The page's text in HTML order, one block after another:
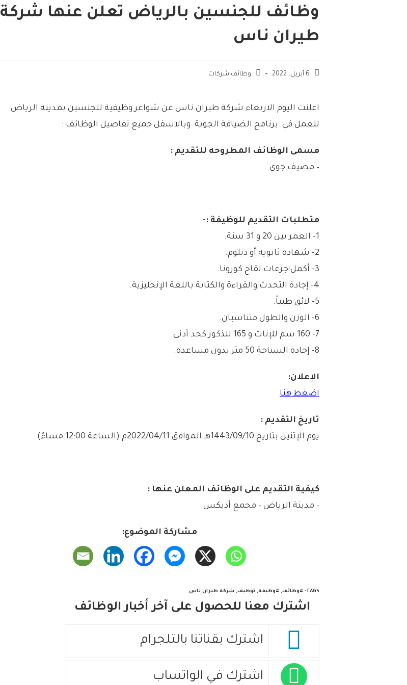
وظائف للجنسين بالرياض تعلن عنها شركة
طيران ناس
6 أبريل، 2022 وظائف شركات
اعلنت اليوم الاربعاء شركة طيران ناس عن شواغر وظيفية للجنسين بمدينة الرياض
للعمل في برنامج الضيافة الجوية وبالاسفل جميع تفاصيل الوظائف :
مسمى الوظائف المطروحه للتقديم :
– مضيف جوي.
متطلبات التقديم للوظيفة :-
1- العمر بين 20 و 31 سنة.
2- شهادة ثانوية أو دبلوم.
3- أكمل جرعات لقاح كورونا.
4- إجادة التحدث والقراءة والكتابة باللغة الإنجليزية.
5- لائق طبياً.
6- الوزن والطول متناسبان.
7- 160 سم للإناث و 165 للذكور كحد أدني.
8- إجادة السباحة 50 متر بدون مساعدة.
الإعلان:
اضغط هنا
تاريخ التقديم :
يوم الإثنين بتاريخ 1443/09/10هـ الموافق 2022/04/11م (الساعة 12:00 مساءً).
كيفية التقديم على الوظائف المعلن عنها :
– مدينة الرياض – مجمع أديكس.
مشاركة الموضوع:
TAGS
: #وظائف, #وظيفة, توظيف, شركة طيران ناس
اشترك معنا للحصول على آخر أخبار الوظائف
اشترك بقناتنا بالتلجرام
اشترك في الواتساب